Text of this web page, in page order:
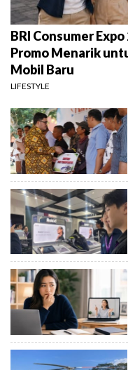
BRI Consumer
Promo Menarik
Mobil Baru
LIFESTYLE